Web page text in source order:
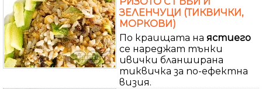
ЗЕЛЕНЧУЦИ (ТИКВИЧКИ,
МОРКОВИ)
По краищата на ястиего
се нареджат тънки
ивички бланширана
тиквичка за по-ефектна
визия.